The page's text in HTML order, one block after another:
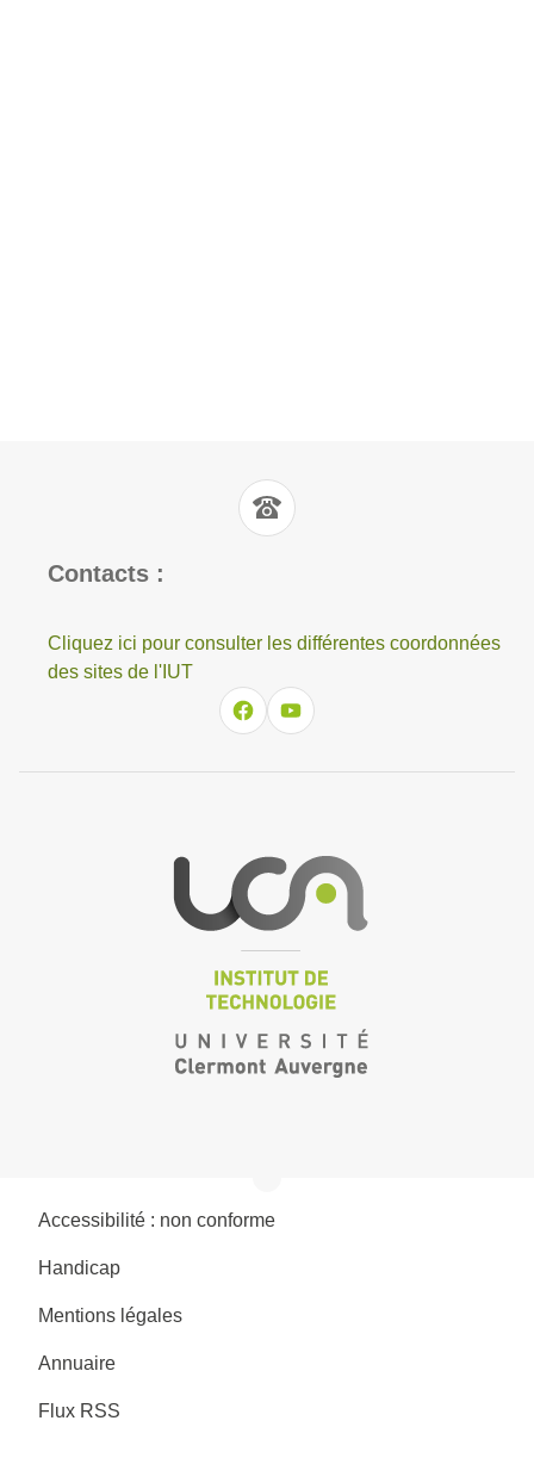
Contacts :
Cliquez ici pour consulter les différentes coordonnées
des sites de l'IUT
Accessibilité : non conforme
Handicap
Mentions légales
Annuaire
Flux RSS